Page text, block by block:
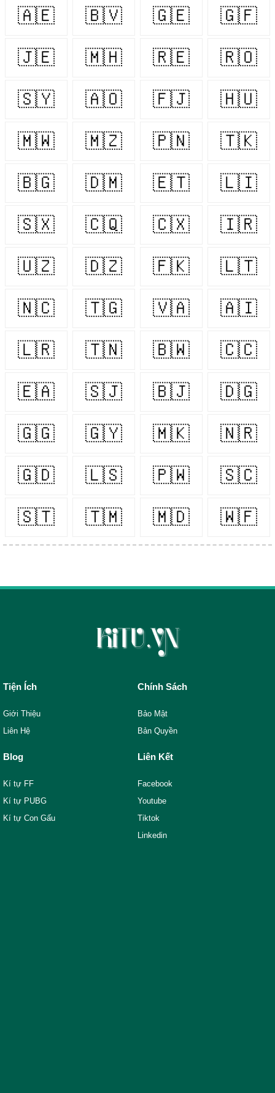
🇦🇪 🇧🇻 🇬🇪 🇬🇫
🇯🇪 🇲🇭 🇷🇪 🇷🇴
🇸🇾 🇦🇴 🇫🇯 🇭🇺
🇲🇼 🇲🇿 🇵🇳 🇹🇰
🇧🇬 🇩🇲 🇪🇹 🇱🇮
🇸🇽 🇨🇶 🇨🇽 🇮🇷
🇺🇿 🇩🇿 🇫🇰 🇱🇹
🇳🇨 🇹🇬 🇻🇦 🇦🇮
🇱🇷 🇹🇳 🇧🇼 🇨🇨
🇪🇦 🇸🇯 🇧🇯 🇩🇬
🇬🇬 🇬🇾 🇲🇰 🇳🇷
🇬🇩 🇱🇸 🇵🇼 🇸🇨
🇸🇹 🇹🇲 🇲🇩 🇼🇫
Tiện Ích
Giới Thiệu
Liên Hệ
Chính Sách
Bảo Mật
Bản Quyền
Blog
Kí tự FF
Kí tự PUBG
Kí tự Con Gấu
Liên Kết
Facebook
Youtube
Tiktok
Linkedin